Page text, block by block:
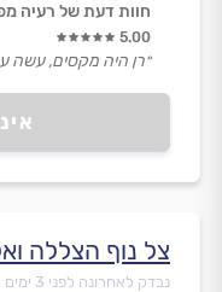
חוות דעת של רעיה
5.00
״רן היה מקסים, עשה
צל נוף הצללה
נבדק לאחרונה לפני 3 ימים